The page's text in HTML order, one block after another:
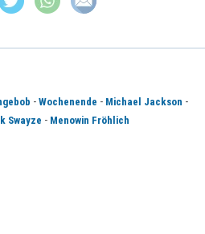
- Wochenende - Michael Jackson -
Swayze - Menowin Fröhlich